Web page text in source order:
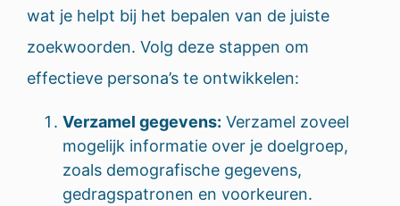
wat je helpt bij het bepalen van de juiste
zoekwoorden. Volg deze stappen om
effectieve persona’s te ontwikkelen:
Verzamel gegevens: Verzamel zoveel
mogelijk informatie over je doelgroep,
zoals demografische gegevens,
gedragspatronen en voorkeuren.